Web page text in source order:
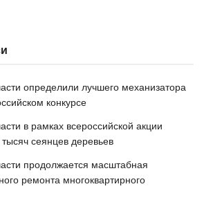
определили лучшего механизатора
конкурсе
в рамках всероссийской акции
сеянцев деревьев
продолжается масштабная
ремонта многоквартирного